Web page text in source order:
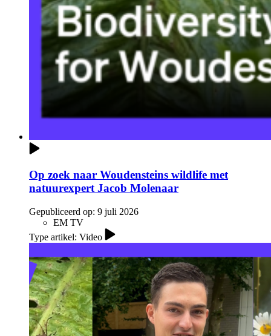
Op zoek naar Woudensteins wildlife met
natuurexpert Jacob Molenaar
Gepubliceerd op: 9 juli 2026
EM TV
Type artikel: Video